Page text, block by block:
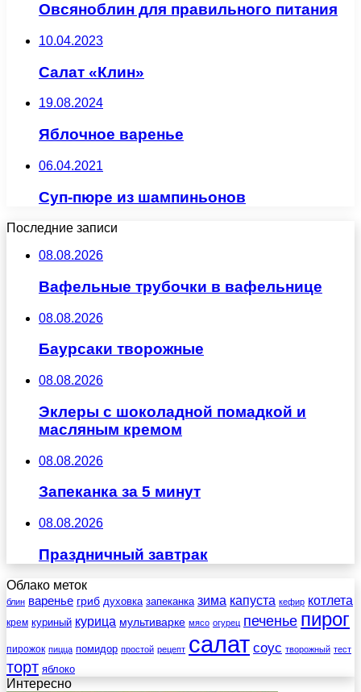
Овсяноблин для правильного питания
10.04.2023
Салат «Клин»
19.08.2024
Яблочное варенье
06.04.2021
Суп-пюре из шампиньонов
Последние записи
08.08.2026
Вафельные трубочки в вафельнице
08.08.2026
Баурсаки творожные
08.08.2026
Эклеры с шоколадной помадкой и
масляным кремом
08.08.2026
Запеканка за 5 минут
08.08.2026
Праздничный завтрак
Облако меток
блин варенье гриб духовка запеканка зима капуста кефир котлета
крем куриный курица мультиварке мясо огурец печенье пирог
пирожок пицца помидор простой рецепт салат соус творожный тест
торт яблоко
Интересно